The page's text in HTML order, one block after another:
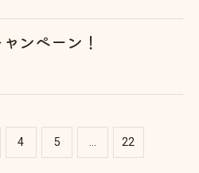
ンペーン！
4 5 ... 22